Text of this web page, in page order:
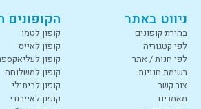
ניווט באתר
בחירת קופונים
לפי קטגוריה
לפי חנות / אתר
רשימת חנויות
צור קשר
מאמרים
הקופונים
קופון לטמו
קופון לאייס
קופון
קופון למשלוחה
קופון לביתילי
קופון לאייבורי